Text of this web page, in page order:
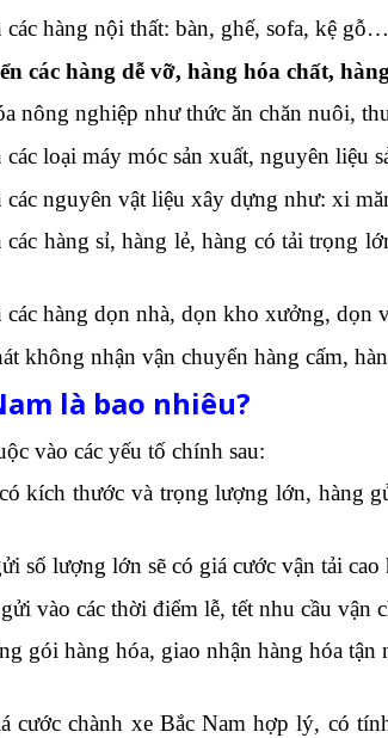
hàng nội thất: bàn, ghế, sofa, kệ gỗ…
các hàng dễ vỡ, hàng hóa chất,
nông nghiệp như thức ăn chăn nuôi,
loại máy móc sản xuất, nguyên liệu
các nguyên vật liệu xây dựng như: xi
hàng sỉ, hàng lẻ, hàng có tải trọng
các hàng dọn nhà, dọn kho xưởng,
không nhận vận chuyển hàng cấm,
là bao nhiêu?
vào các yếu tố chính sau:
kích thước và trọng lượng lớn, hàng
số lượng lớn sẽ có giá cước vận tải
vào các thời điểm lễ, tết nhu cầu vận
gói hàng hóa, giao nhận hàng hóa
cước chành xe Bắc Nam hợp lý, có